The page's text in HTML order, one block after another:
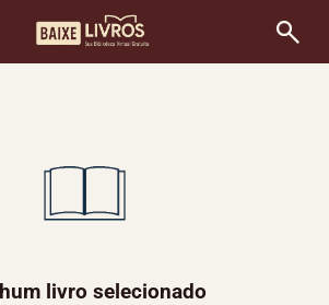
livro selecionado